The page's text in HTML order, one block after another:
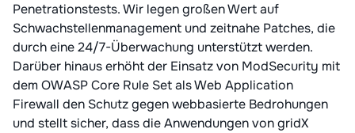
Penetrationstests. Wir legen großen Wert auf
Schwachstellenmanagement und zeitnahe Patches, die
durch eine 24/7-Überwachung unterstützt werden.
Darüber hinaus erhöht der Einsatz von ModSecurity mit
dem OWASP Core Rule Set als Web Application
Firewall den Schutz gegen webbasierte Bedrohungen
und stellt sicher, dass die Anwendungen von gridX